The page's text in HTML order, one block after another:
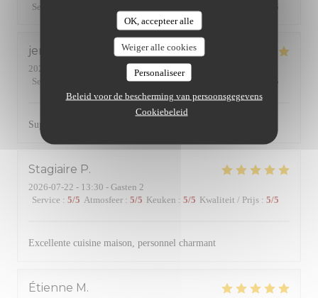
OK, accepteer alle
Weiger alle cookies
Personaliseer
Beleid voor de bescherming van persoonsgegevens
Cookiebeleid
Service
/5
jennifer
2026-07-23
- 20:00 - Gasten 4
Service
: 5/5 Keuken: 5/5 /5
Super accueil et très bonne cuisine.
Stagiaire P
2026-07-22 - 13:30 - Gasten 2
Service : 5/5 Atmosfeer : 5/5 Keuken : 5/5 Kwaliteit / Prijs : 5/5
Excellente cuisine maison, personnel charmant
Étienne M